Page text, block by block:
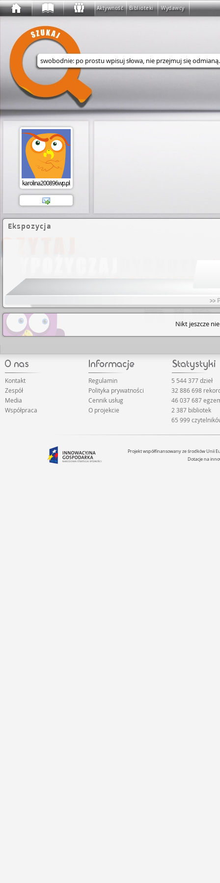
Aktywność Biblioteki Wydawcy
Wyszukaj w serwisie
karolina200896wp.pl
Ekspozycja
>>
Nikt jeszcze
Kontakt
Zespół
Media
Współpraca
Regulamin
Polityka prywatności
Cennik usług
O projekcie
5 544 377 dzieł
32 886 698
46 037 687
2 387 bibliotek
65 999
Projekt współfinansowany ze środków Unii
Dotacje na